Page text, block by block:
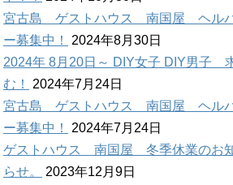
宮古島 ゲストハウス 南国屋 ヘル
ー募集中！
2024年8月30日
2024年 8月20日～ DIY女子 DIY男子
む！
2024年7月24日
宮古島 ゲストハウス 南国屋 ヘル
ー募集中！
2024年7月24日
ゲストハウス 南国屋 冬季休業のお
らせ。
2023年12月9日